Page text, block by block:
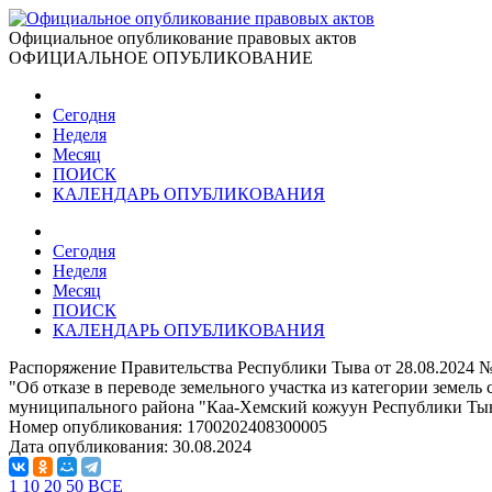
Официальное опубликование правовых актов
ОФИЦИАЛЬНОЕ ОПУБЛИКОВАНИЕ
Сегодня
Неделя
Месяц
ПОИСК
КАЛЕНДАРЬ ОПУБЛИКОВАНИЯ
Сегодня
Неделя
Месяц
ПОИСК
КАЛЕНДАРЬ ОПУБЛИКОВАНИЯ
Распоряжение Правительства Республики Тыва от 28.08.2024
"Об отказе в переводе земельного участка из категории
муниципального района "Каа-Хемский кожуун Республики
Номер опубликования: 1700202408300005
Дата опубликования: 30.08.2024
1 10 20 50 ВСЕ